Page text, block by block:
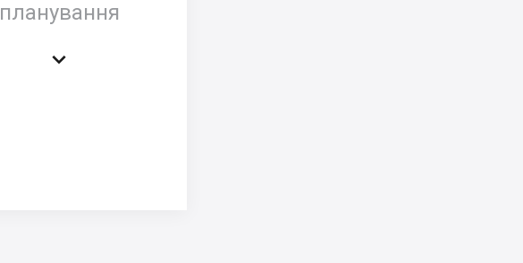
планування
